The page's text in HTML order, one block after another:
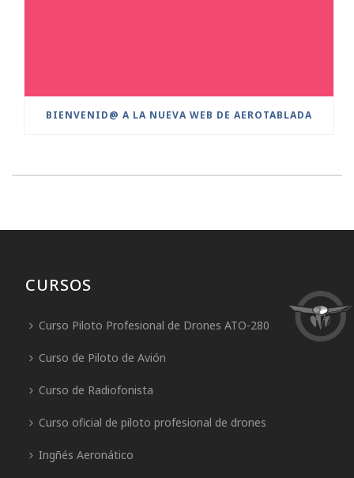
BIENVENID@ A LA NUEVA WEB DE AEROTABLADA
CURSOS
Curso Piloto Profesional de Drones ATO-280
Curso de Piloto de Avión
Curso de Radiofonista
Curso oficial de piloto profesional de drones
Ingñés Aeronático